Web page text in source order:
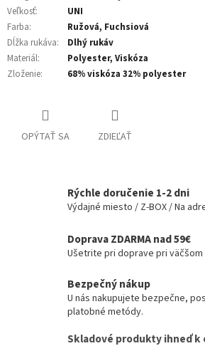
Veľkosť:
UNI
Farba:
Ružová, Fuchsiová
Dĺžka rukáva:
Dlhý rukáv
Materiál:
Polyester, Viskóza
Zloženie: 68% viskóza 32% polyester
OPÝTAŤ SA ZDIEĽAŤ
Rýchle doručenie 1-2 dni
Výdajné miesto / Z-BOX / Na
Doprava ZDARMA nad 59€
Ušetrite pri doprave pri väčšom
Bezpečný nákup
U nás nakupujete bezpečne,
platobné metódy.
Skladové produkty ihneď k